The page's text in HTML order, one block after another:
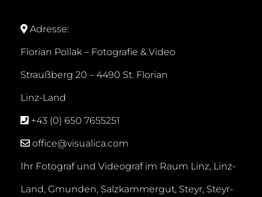
Adresse:
Florian Pollak – Fotografie & Video
Straußberg 20 – 4490 St. Florian
Linz-Land
+43 (0) 650 7655251
office@visualica.com
Ihr Fotograf und Videograf im Raum Linz, Linz-
Land, Gmunden, Salzkammergut, Steyr, Steyr-